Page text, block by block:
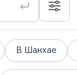
В Шанхае